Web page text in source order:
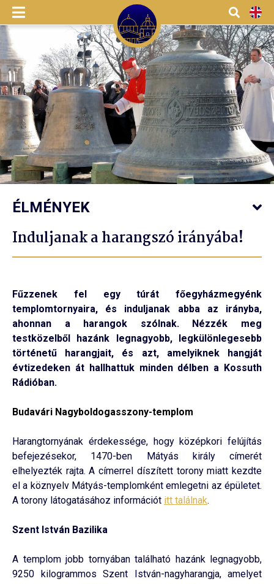
Menü Kereső
EN
ÉLMÉNYEK
Induljanak a harangszó irányába!
Fűzzenek fel egy túrát főegyházmegyénk
templomtornyaira, és induljanak abba az irányba,
ahonnan a harangok szólnak. Nézzék meg
testközelből hazánk legnagyobb, legkülönlegesebb
történetű harangjait, és azt, amelyiknek hangját
évtizedeken át hallhattuk minden délben a Kossuth
Rádióban.
Budavári Nagyboldogasszony-templom
Harangtornyának érdekessége, hogy középkori felújítás
befejezésekor, 1470-ben Mátyás király címerét
elhelyezték rajta. A címerrel díszített torony miatt kezdte
el a köznyelv Mátyás-templomként emlegetni az épületet.
A torony látogatásához információt itt találnak.
Szent István Bazilika
A templom jobb tornyában található hazánk legnagyobb,
9250 kilogrammos Szent István-nagyharangja, amelyet